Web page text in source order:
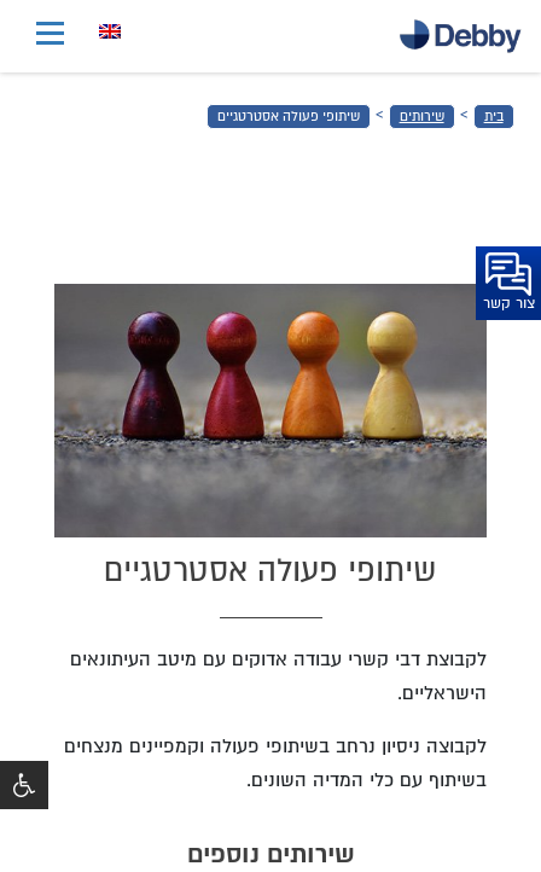
דלג
לתוכן
צור קשר
בית › שירותים › שיתופי פעולה אסטרטגיים
שיתופי פעולה אסטרטגיים
לקבוצת דבי קשרי עבודה אדוקים עם מיטב העיתונאים
הישראליים.
לקבוצה ניסיון נרחב בשיתופי פעולה וקמפיינים מנצחים
בשיתוף עם כלי המדיה השונים.
שירותים נוספים